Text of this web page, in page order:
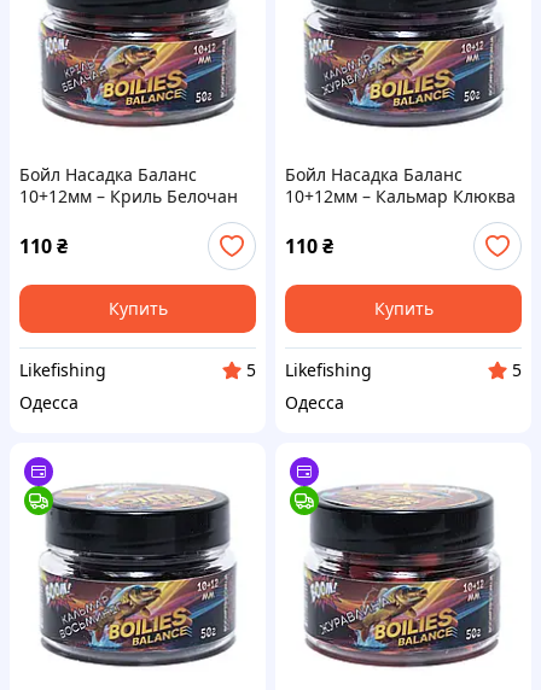
Бойл Насадка Баланс
10+12мм – Криль Белочан
110₴
Купить
Likefishing
5
Одесса
Бойл Насадка Баланс
10+12мм – Кальмар Клюква
110₴
Купить
Likefishing
5
Одесса